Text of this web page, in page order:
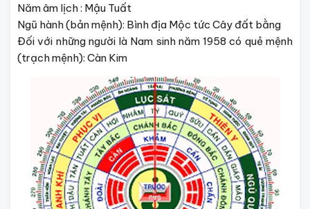
Năm âm lịch : Mậu Tuất
Ngũ hành (bản mệnh): Bình địa Mộc tức Cây đất bằng
Đối với những người là Nam sinh năm 1958 có quẻ mệnh
(trạch mệnh): Càn Kim